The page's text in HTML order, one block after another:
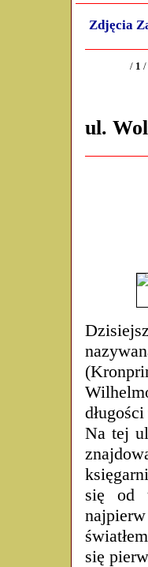
Zdjęcia
/1 /
ul.
Na tej
się od
się